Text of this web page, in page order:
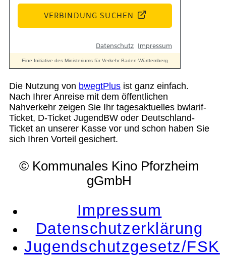
Die Nutzung von bwegtPlus ist ganz einfach.
Nach Ihrer Anreise mit dem öffentlichen
Nahverkehr zeigen Sie Ihr tagesaktuelles bwlarif-
Ticket, D-Ticket JugendBW oder Deutschland-
Ticket an unserer Kasse vor und schon haben Sie
sich Ihren Vorteil gesichert.
© Kommunales Kino Pforzheim
gGmbH
Impressum
Datenschutzerklärung
Jugendschutzgesetz/FSK